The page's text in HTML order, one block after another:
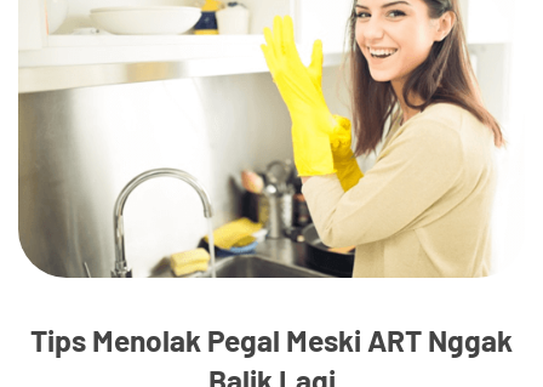
Tips Menolak Pegal Meski ART Nggak